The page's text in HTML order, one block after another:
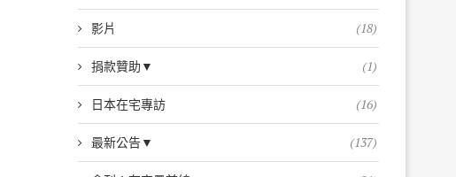
影片 (18)
捐款贊助▼ (1)
日本在宅專訪 (16)
最新公告▼ (137)